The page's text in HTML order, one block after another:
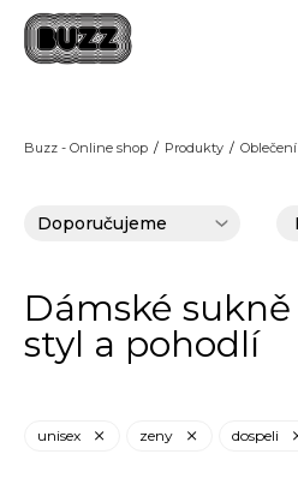
pro objednávky nad 2.500 Kč
Buzz - Online shop Produkty Oblečení
Dámské
styl a pohodlí
unisex zeny dospeli